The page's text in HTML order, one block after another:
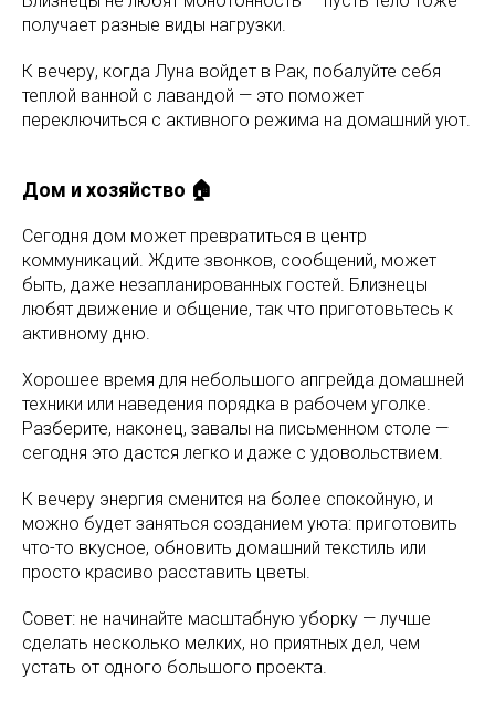
получает разные виды нагрузки.
К вечеру, когда Луна войдет в Рак, побалуйте себя
теплой ванной с лавандой — это поможет
переключиться с активного режима на домашний уют.
Дом и хозяйство 🏠
Сегодня дом может превратиться в центр
коммуникаций. Ждите звонков, сообщений, может
быть, даже незапланированных гостей. Близнецы
любят движение и общение, так что приготовьтесь к
активному дню.
Хорошее время для небольшого апгрейда домашней
техники или наведения порядка в рабочем уголке.
Разберите, наконец, завалы на письменном столе —
сегодня это дастся легко и даже с удовольствием.
К вечеру энергия сменится на более спокойную, и
можно будет заняться созданием уюта: приготовить
что-то вкусное, обновить домашний текстиль или
просто красиво расставить цветы.
Совет: не начинайте масштабную уборку — лучше
сделать несколько мелких, но приятных дел, чем
устать от одного большого проекта.